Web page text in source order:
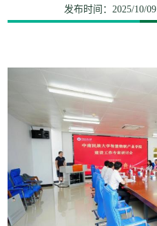
发布时间：2025/10/09